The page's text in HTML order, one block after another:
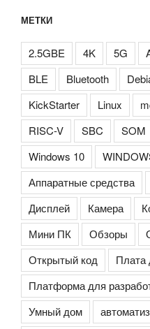
МЕТКИ
2.5GBE 4K 5G
BLE
Bluetooth
KickStarter
Linux
RISC-V
SBC SOM
Windows 10
Аппаратные средства
Дисплей
Камера
Мини ПК
Обзоры
Открытый код
Плата
Платформа для
Умный дом